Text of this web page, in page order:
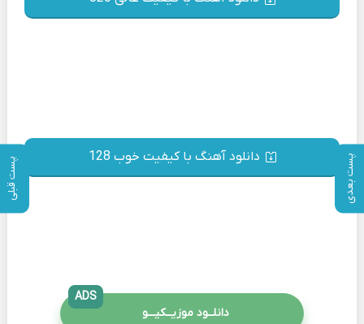
پست بعدی پست قبلی دانلود آهنگ با کیفیت خوب 128
دانلــود موزیــکیـــو
ADS